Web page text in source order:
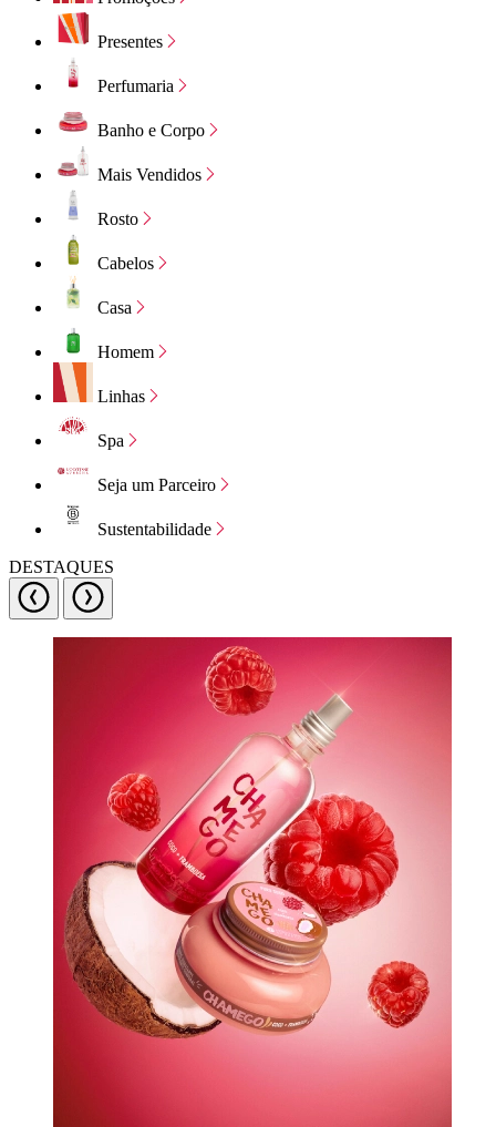
Presentes
Perfumaria
Banho e Corpo
Mais Vendidos
Rosto
Cabelos
Casa
Homem
Linhas
Spa
Seja um Parceiro
Sustentabilidade
DESTAQUES